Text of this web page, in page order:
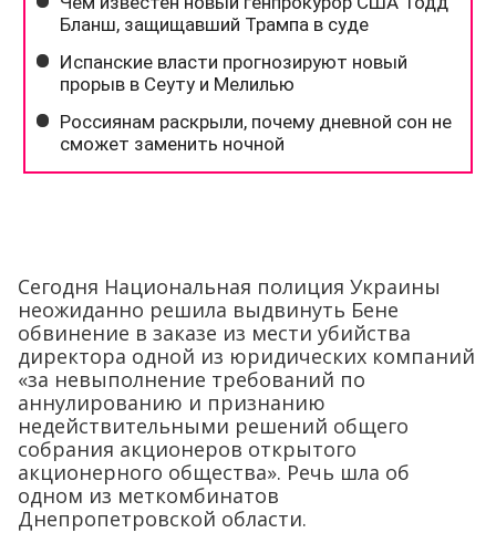
Сегодня Национальная полиция Украины
неожиданно решила выдвинуть Бене
обвинение в заказе из мести убийства
директора одной из юридических компаний
«за невыполнение требований по
аннулированию и признанию
недействительными решений общего
собрания акционеров открытого
акционерного общества». Речь шла об
одном из меткомбинатов
Днепропетровской области.